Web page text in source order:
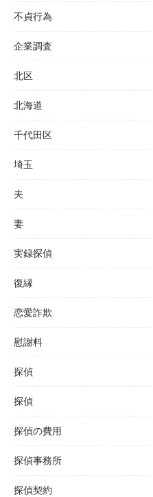
不貞行為
企業調査
北区
北海道
千代田区
埼玉
夫
妻
実録探偵
復縁
恋愛詐欺
慰謝料
探偵
探偵
探偵の費用
探偵事務所
探偵契約